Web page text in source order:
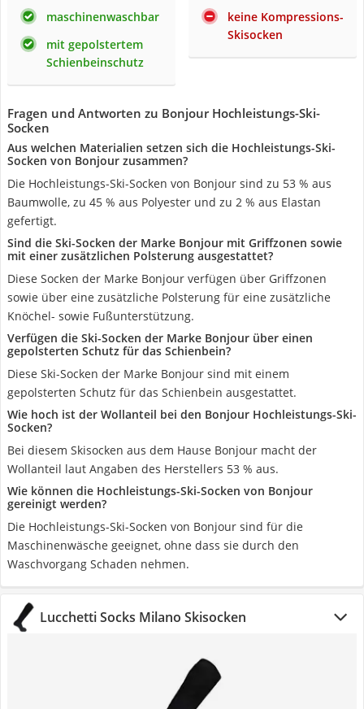
maschinenwaschbar
mit gepolstertem
Schienbeinschutz
keine Kompressions-
Skisocken
Fragen und Antworten zu Bonjour Hochleistungs-Ski-
Socken
Aus welchen Materialien setzen sich die Hochleistungs-Ski-
Socken von Bonjour zusammen?
Die Hochleistungs-Ski-Socken von Bonjour sind zu 53 % aus
Baumwolle, zu 45 % aus Polyester und zu 2 % aus Elastan
gefertigt.
Sind die Ski-Socken der Marke Bonjour mit Griffzonen sowie
mit einer zusätzlichen Polsterung ausgestattet?
Diese Socken der Marke Bonjour verfügen über Griffzonen
sowie über eine zusätzliche Polsterung für eine zusätzliche
Knöchel- sowie Fußunterstützung.
Verfügen die Ski-Socken der Marke Bonjour über einen
gepolsterten Schutz für das Schienbein?
Diese Ski-Socken der Marke Bonjour sind mit einem
gepolsterten Schutz für das Schienbein ausgestattet.
Wie hoch ist der Wollanteil bei den Bonjour Hochleistungs-Ski-
Socken?
Bei diesem Skisocken aus dem Hause Bonjour macht der
Wollanteil laut Angaben des Herstellers 53 % aus.
Wie können die Hochleistungs-Ski-Socken von Bonjour
gereinigt werden?
Die Hochleistungs-Ski-Socken von Bonjour sind für die
Maschinenwäsche geeignet, ohne dass sie durch den
Waschvorgang Schaden nehmen.
Lucchetti Socks Milano Skisocken